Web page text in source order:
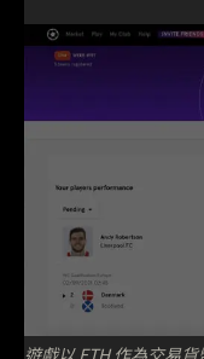
遊戲以 ETH 作為交易